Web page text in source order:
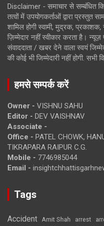
Disclaimer - समाचार से सम्बंधित
तत्वों में उपयोगकर्ताओं द्वारा प्रस्तुत
शामिल होगी स्वामी, मुद्रक,
ज़िम्मेदार नहीं स्वीकार करता है।
संवाददाता / खबर देने वाला स्वयं
की कोई भी जिम्मेदारी नहीं होगी. सभी
हमसे सम्पर्क करें
Owner - VISHNU SAHU
Editor - DEV VAISHNAV
Associate -
Office - PATEL CHOWK,
TIKRAPARA RAIPUR C.G.
Mobile - 7746985044
Email -
Tags
Accident Amit Shah arrest